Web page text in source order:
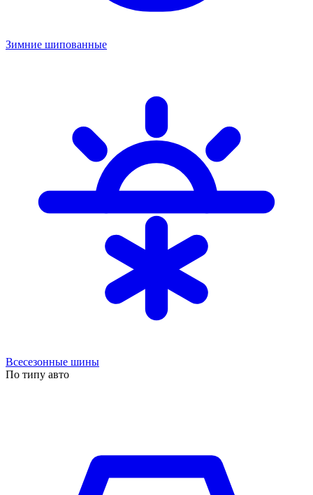
Зимние шипованные
Всесезонные шины
По типу авто